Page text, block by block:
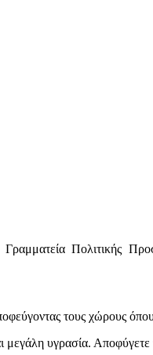
Πολιτικής
τους χώρους
υγρασία.